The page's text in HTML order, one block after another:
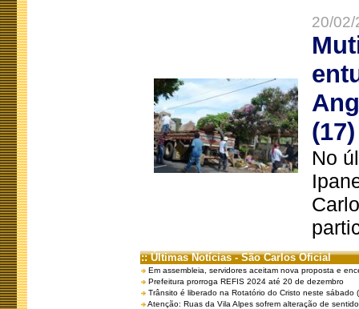
20/
(17)
No
:: Últimas Notícias - São Carlos Oficial
Em assembleia, servidores aceitam nova proposta e
Prefeitura prorroga REFIS 2024 até 20 de dezembro
Trânsito é liberado na Rotatório do Cristo neste sábado
Atenção: Ruas da Vila Alpes sofrem alteração de